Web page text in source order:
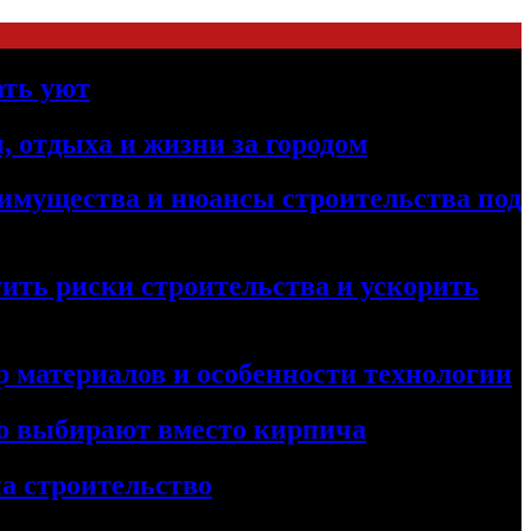
уют
отдыха и жизни за городом
и нюансы строительства под
риски строительства и ускорить
и особенности технологии
выбирают вместо кирпича
строительство